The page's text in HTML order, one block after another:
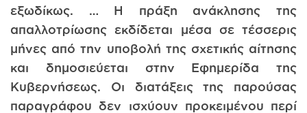
εξωδίκως. … Η πράξη ανάκλησης της
απαλλοτρίωσης εκδίδεται μέσα σε τέσσερις
μήνες από την υποβολή της σχετικής αίτησης
και δημοσιεύεται στην Εφημερίδα της
Κυβερνήσεως. Οι διατάξεις της παρούσας
παραγράφου δεν ισχύουν προκειμένου περί